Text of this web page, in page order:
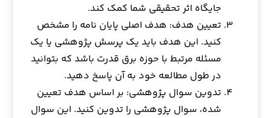
جایگاه اثر تحقیقی شما کمک کند.
تعیین هدف: هدف اصلی پایان نامه را مشخص
کنید. این هدف باید یک پرسش پژوهشی یا یک
مسئله مرتبط با حوزه برق قدرت باشد که بتوانید
در طول مطالعه خود به آن پاسخ دهید.
تدوین سوال پژوهشی: بر اساس هدف تعیین
شده، سوال پژوهشی را تدوین کنید. این سوال